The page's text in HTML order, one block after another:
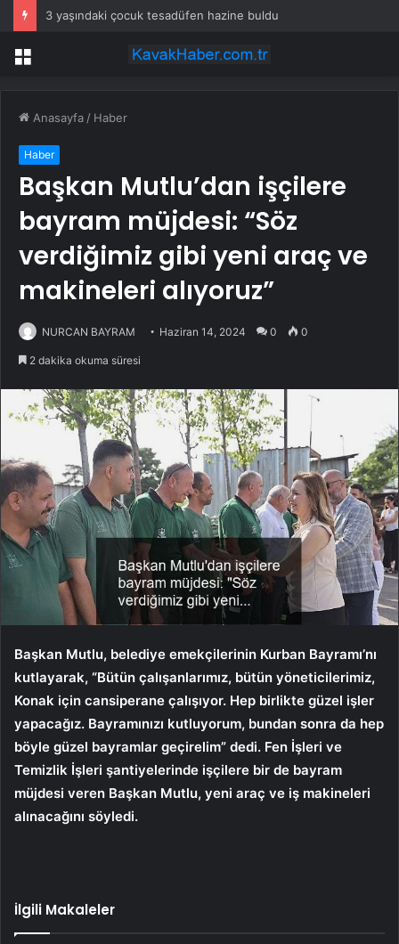
3 yaşındaki çocuk tesadüfen hazine buldu
Menü
Anasayfa / Haber
Haber
Başkan Mutlu’dan işçilere
bayram müjdesi: “Söz
verdiğimiz gibi yeni araç ve
makineleri alıyoruz”
NURCAN BAYRAM Haziran 14, 2024 0 0
2 dakika okuma süresi
Başkan Mutlu, belediye emekçilerinin Kurban Bayramı’nı
kutlayarak, “Bütün çalışanlarımız, bütün yöneticilerimiz,
Konak için cansiperane çalışıyor. Hep birlikte güzel işler
yapacağız. Bayramınızı kutluyorum, bundan sonra da hep
böyle güzel bayramlar geçirelim” dedi. Fen İşleri ve
Temizlik İşleri şantiyelerinde işçilere bir de bayram
müjdesi veren Başkan Mutlu, yeni araç ve iş makineleri
alınacağını söyledi.
İlgili Makaleler